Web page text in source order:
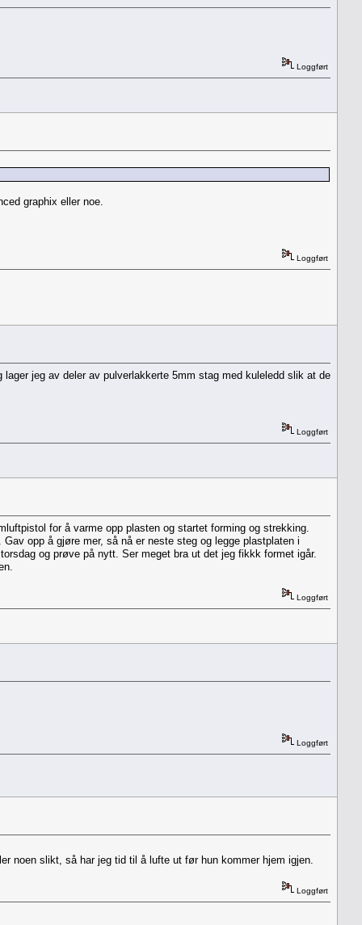
Loggført
graphix eller noe.
Loggført
jeg av deler av pulverlakkerte 5mm stag med kuleledd slik at de
Loggført
for å varme opp plasten og startet forming og strekking.
opp å gjøre mer, så nå er neste steg og legge plastplaten i
og prøve på nytt. Ser meget bra ut det jeg fikkk formet igår.
Loggført
Loggført
noen slikt, så har jeg tid til å lufte ut før hun kommer hjem igjen.
Loggført